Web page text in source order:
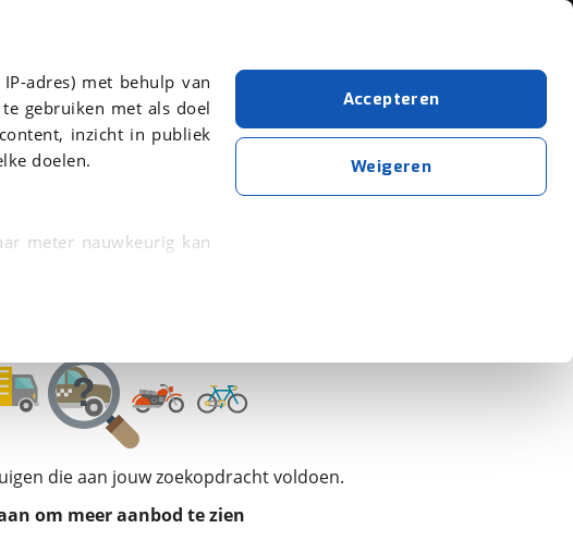
adres) met behulp van
gebruiken met als doel
inzicht in publiek
doelen.
meter nauwkeurig kan
of intrekken in de
persoonlijke ervaring.
we analytische cookies
en gebruiken daarvoor
anonieme basis. Meer
Accepteren
Weigeren
Bouwjaar t/m 2025
die aan jouw zoekopdracht voldoen.
om meer aanbod te zien